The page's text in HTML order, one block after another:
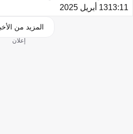
13:1113 أبريل 2025
المزيد من
إعلان